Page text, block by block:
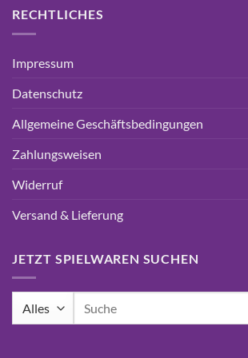
RECHTLICHES
Impressum
Datenschutz
Allgemeine Geschäftsbedingungen
Zahlungsweisen
Widerruf
Versand & Lieferung
JETZT SPIELWAREN SUCHEN